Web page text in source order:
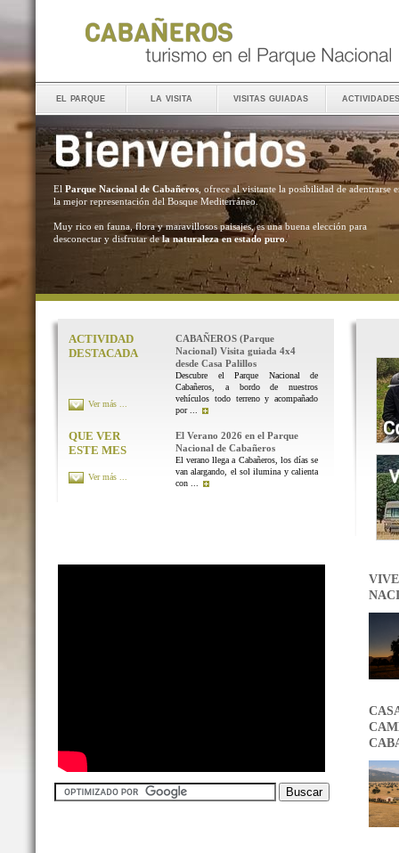
el parque la visita visitas guiadas actividades
El Parque Nacional de Cabañeros , ofrece al visitante la posibilidad de adentrarse
la mejor representación del Bosque Mediterráneo.
Muy rico en fauna, flora y maravillosos paisajes, es una buena elección para
desconectar y disfrutar dela naturaleza en estado puro .
ACTIVIDAD
DESTACADA
CABAÑEROS (Parque
Nacional) Visita guiada 4x4
desde Casa Palillos
Descubre el Parque Nacional de
Cabañeros, a bordo de nuestros
vehículos todo terreno y acompañado
por ...
Ver más ...
QUE VER
ESTE MES
El Verano 2026 en el Parque
Nacional de Cabañeros
El verano llega a Cabañeros, los días se
van alargando, el sol ilumina y calienta
con ...
Ver más ...